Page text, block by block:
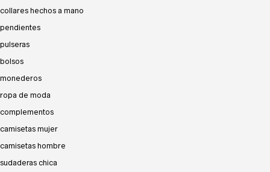
collares hechos a mano
pendientes
pulseras
bolsos
monederos
ropa de moda
complementos
camisetas mujer
camisetas hombre
sudaderas chica